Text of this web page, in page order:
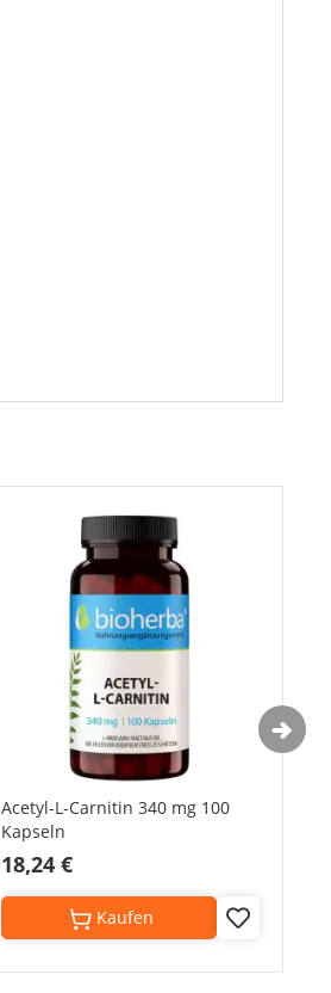
Acetyl-L-Carnitin 340 mg 100
Kapseln
18,24 €
Add
Wish
Kaufen